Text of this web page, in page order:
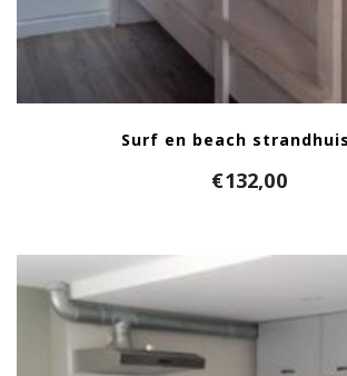
Surf en beach
€132,00